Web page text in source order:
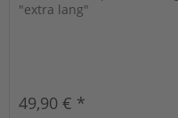
"extra lang"
49,90 € *